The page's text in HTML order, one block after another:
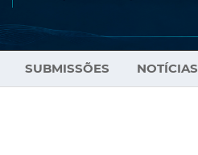
SUBMISSÕES NOTÍCIAS